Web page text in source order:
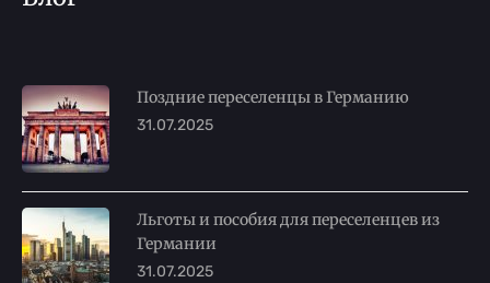
Поздние переселенцы в Германию
31.07.2025
Льготы и пособия для переселенцев из
Германии
31.07.2025